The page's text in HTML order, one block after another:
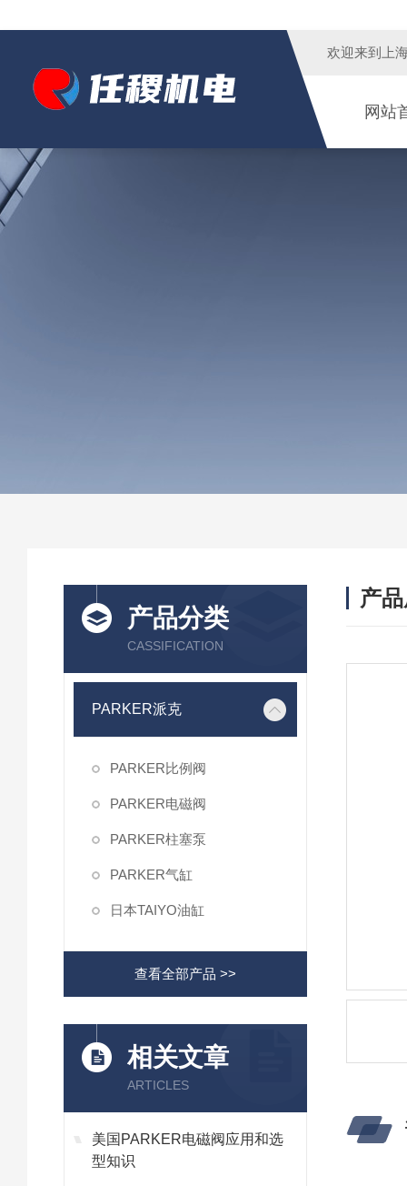
欢迎来到 上
网站
产品分类
CASSIFICATION
PARKER派克
PARKER比例阀
PARKER电磁阀
PARKER柱塞泵
PARKER气缸
日本TAIYO油缸
查看全部产品 >>
相关文章
ARTICLES
美国PARKER电磁阀应用和选
型知识
产